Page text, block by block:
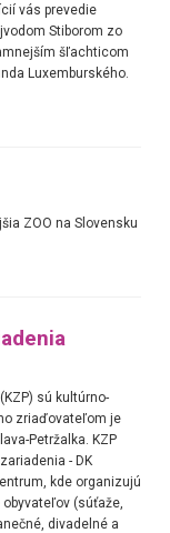
vás prevedie
Stiborom zo
šľachticom
Luxemburského.
ZOO na Slovensku
sú kultúrno-
zriaďovateľom je
Petržalka. KZP
- DK
kde organizujú
(súťaže,
divadelné a